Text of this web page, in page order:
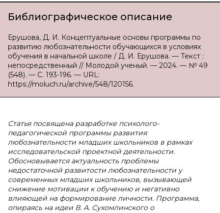
Библиографическое описание
Ерушова, Д. И. Концептуальные основы программы по
развитию любознательности обучающихся в условиях
обучения в начальной школе / Д. И. Ерушова. — Текст :
непосредственный // Молодой ученый. — 2024. — № 49
(548). — С. 193-196. — URL:
https://moluch.ru/archive/548/120156.
Статья посвящена разработке психолого-
педагогической программы развития
любознательности младших школьников в рамках
исследовательской проектной деятельности.
Обосновывается актуальность проблемы
недостаточной развитости любознательности у
современных младших школьников, вызывающей
снижение мотивации к обучению и негативно
влияющей на формирование личности. Программа,
опираясь на идеи В. А. Сухомлинского о